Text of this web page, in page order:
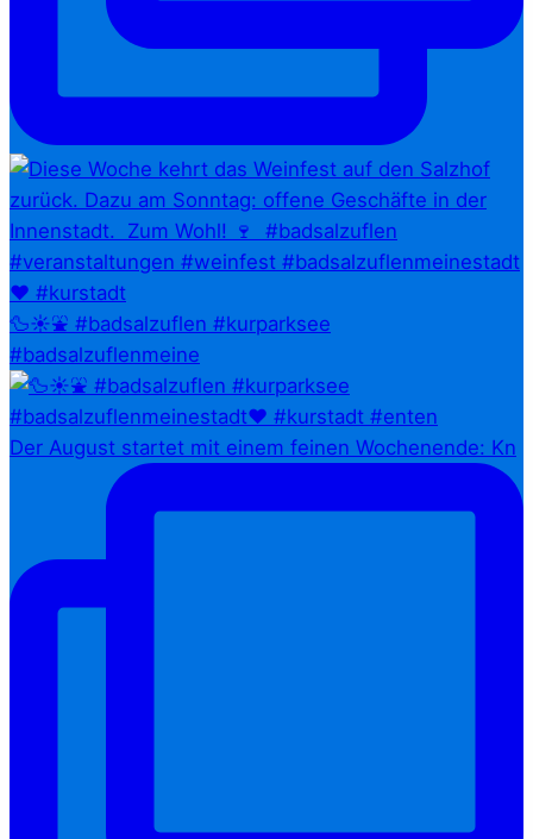
🦆☀️⛲ #badsalzuflen #kurparksee
#badsalzuflenmeine
Der August startet mit einem feinen Wochenende: Kn